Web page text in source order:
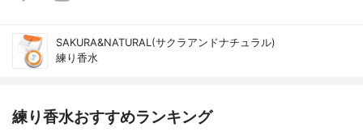
SAKURA&NATURAL(サクラアンドナチュラル)
練り香水
練り香水おすすめランキング